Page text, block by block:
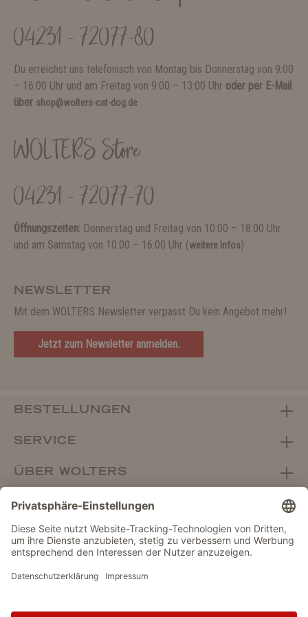
04231 - 72077-80
Du erreichst uns telefonisch von Montag bis Donnerstag von 9:00
– 16:00 Uhr und am Freitag von 9:00 – 13:00 Uhr oder per E-Mail
über shop@wolters-cat-dog.de
WOLTERS Store
04231 - 72077-70
Öffnungszeiten: Donnerstag und Freitag von 10:00 – 18:00 Uhr
und am Samstag von 10:00 – 16:00 Uhr (weitere Infos)
NEWSLETTER
Mit dem WOLTERS Newsletter verpasst Du kein Angebot mehr!
Jetzt zum Newsletter anmelden.
BESTELLUNGEN
SERVICE
ÜBER WOLTERS
FACHHANDEL
Vertrag widerrufen